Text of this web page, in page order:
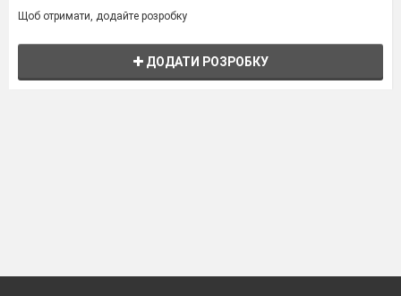
Щоб отримати, додайте розробку
ДОДАТИ РОЗРОБКУ